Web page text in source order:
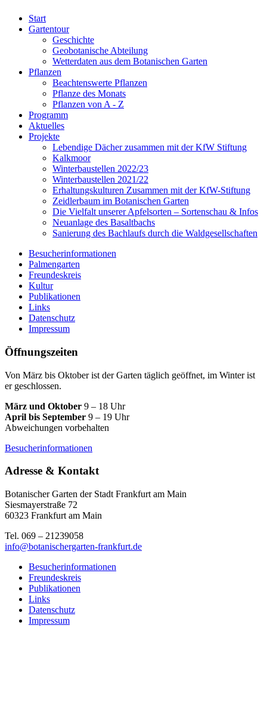
Start
Gartentour
Geschichte
Geobotanische Abteilung
Wetterdaten aus dem Botanischen Garten
Pflanzen
Beachtenswerte Pflanzen
Pflanze des Monats
Pflanzen von A - Z
Programm
Aktuelles
Projekte
Lebendige Dächer zusammen mit der KfW Stiftung
Kalkmoor
Winterbaustellen 2022/23
Winterbaustellen 2021/22
Erhaltungskulturen Zusammen mit der KfW-Stiftung
Zeidlerbaum im Botanischen Garten
Die Vielfalt unserer Apfelsorten – Sortenschau & Infos
Neuanlage des Basaltbachs
Sanierung des Bachlaufs durch die Waldgesellschaften
Besucherinformationen
Palmengarten
Freundeskreis
Kultur
Publikationen
Links
Datenschutz
Impressum
Öffnungszeiten
Von März bis Oktober ist der Garten täglich geöffnet, im Winter ist
er geschlossen.
März und Oktober 9 – 18 Uhr
April bis September 9 – 19 Uhr
Abweichungen vorbehalten
Besucherinformationen
Adresse & Kontakt
Botanischer Garten der Stadt Frankfurt am Main
Siesmayerstraße 72
60323 Frankfurt am Main
Tel. 069 – 21239058
info@botanischergarten-frankfurt.de
Besucherinformationen
Freundeskreis
Publikationen
Links
Datenschutz
Impressum